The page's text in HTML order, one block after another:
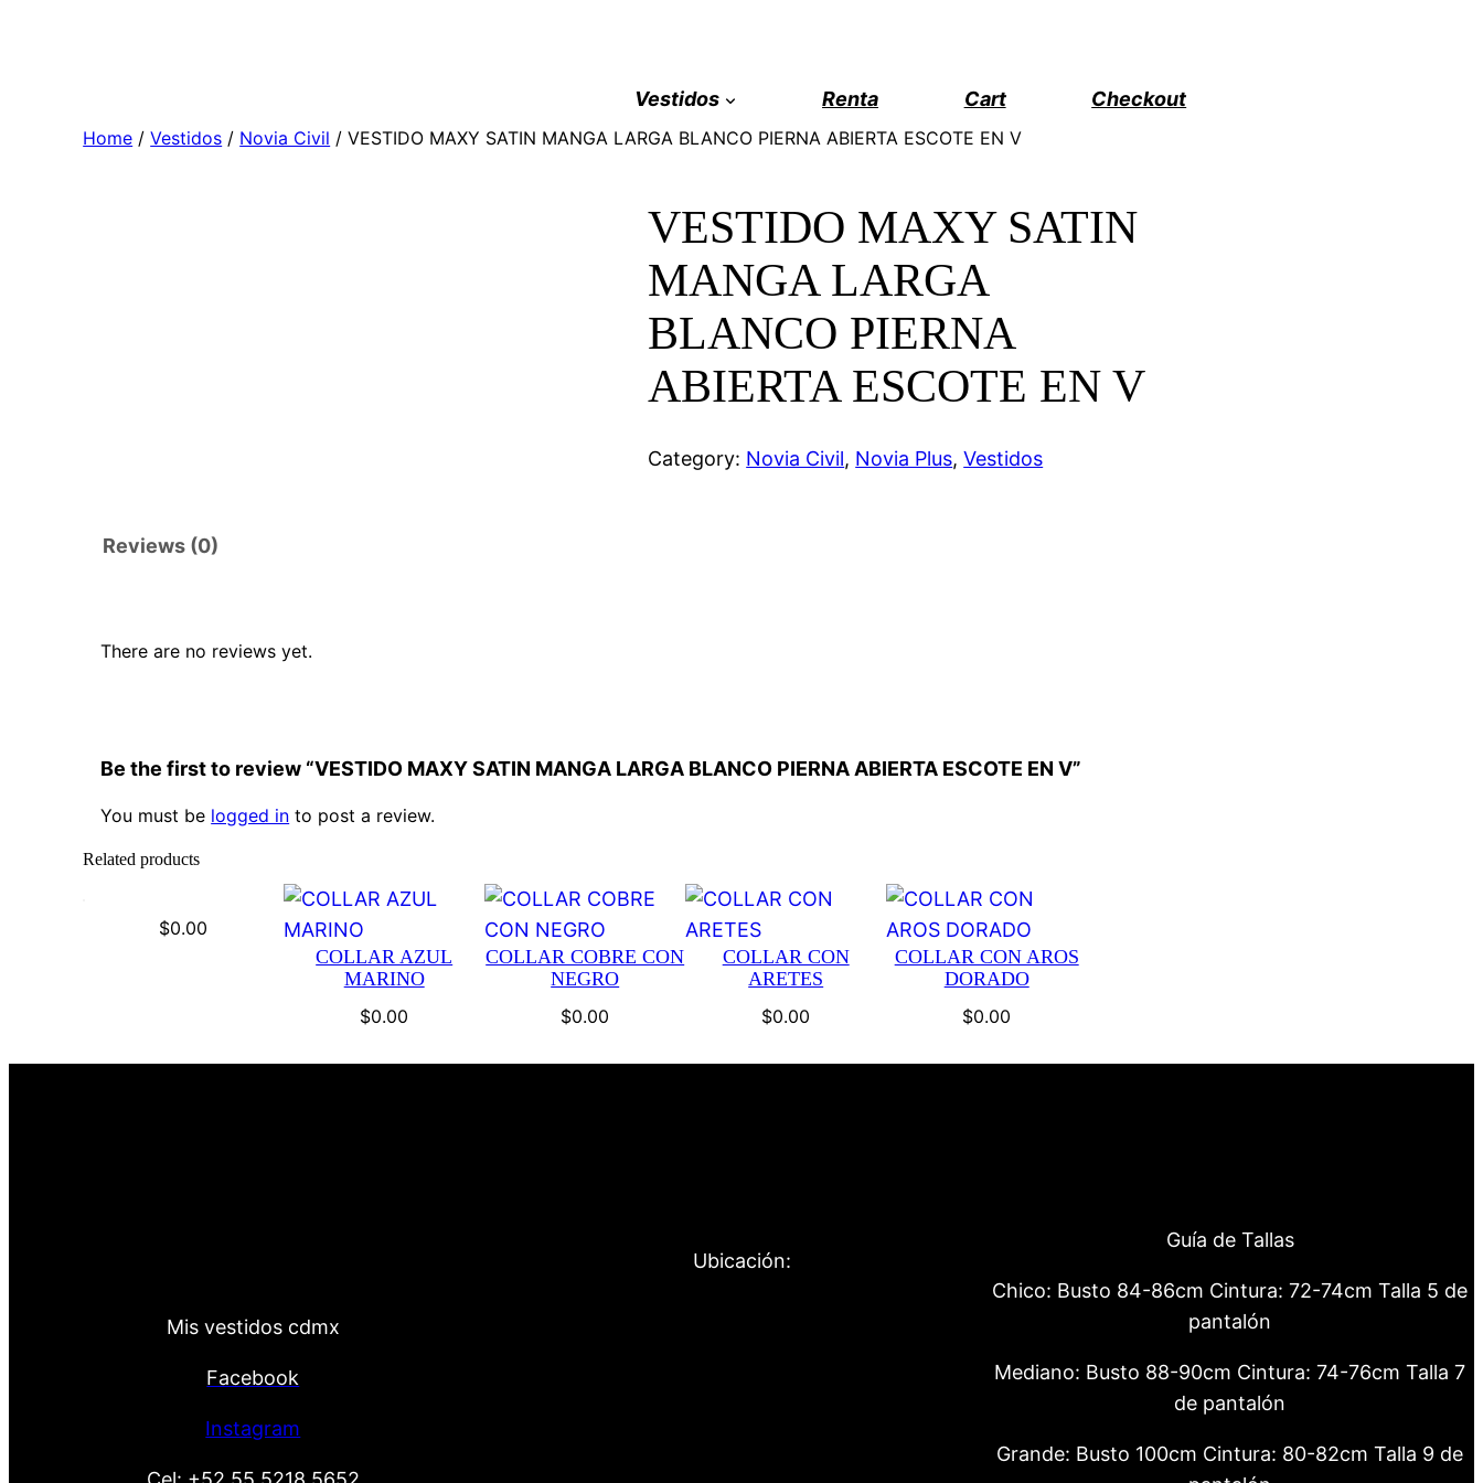
Vestidos Renta Cart Checkout
Home /Vestidos / Novia Civil / VESTIDO MAXY SATIN MANGA LARGA BLANCO PIERNA ABIERTA ESCOTE EN V
VESTIDO MAXY SATIN
MANGA LARGA
BLANCO PIERNA
ABIERTA ESCOTE EN V
Category: Novia Civil, Novia Plus, Vestidos
Reviews (0)
There are no reviews yet.
Be the first to review “VESTIDO MAXY SATIN MANGA LARGA BLANCO PIERNA ABIERTA ESCOTE EN V”
You must be logged in to post a review.
Related products
$0.00
COLLAR AZUL
MARINO
$0.00
COLLAR COBRE CON
NEGRO
$0.00
COLLAR CON
ARETES
$0.00
COLLAR CON AROS
DORADO
$0.00
Mis vestidos cdmx
Facebook
Instagram
Ubicación:
Guía de Tallas
Chico: Busto 84-86cm Cintura: 72-74cm Talla 5 de
pantalón
Mediano: Busto 88-90cm Cintura: 74-76cm Talla 7
de pantalón
Grande: Busto 100cm Cintura: 80-82cm Talla 9 de